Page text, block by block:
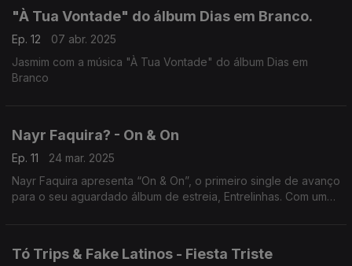
"À Tua Vontade" do álbum Dias em Branco.
Ep. 12
07 abr. 2025
Jasmim com a música "À Tua Vontade" do álbum Dias em
Branco
Nayr Faquira? - On & On
Ep. 11
24 mar. 2025
Nayr Faquira apresenta “On & On”, o primeiro single de avanço
para o seu aguardado álbum de estreia, Entrelinhas. Com uma
Tó Trips & Fake Latinos - Fiesta Triste